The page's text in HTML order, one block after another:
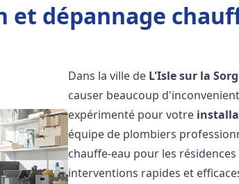
dépannage
Dans la ville de L'Isle sur la
causer beaucoup
expérimenté pour votre
équipe de plombiers
chauffe-eau pour les
interventions rapides et